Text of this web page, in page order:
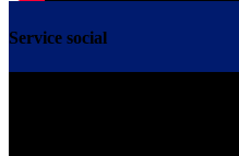
Service social